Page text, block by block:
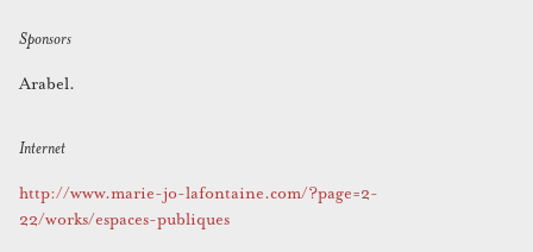
Sponsors
Arabel.
Internet
http://www.marie-jo-lafontaine.com/?page=2-
22/works/espaces-publiques